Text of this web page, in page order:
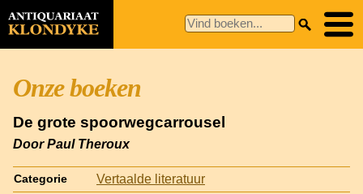
Onze boeken
De grote spoorwegcarrousel
Door Paul Theroux
Categorie Vertaalde literatuur